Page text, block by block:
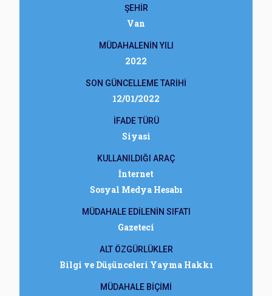
ŞEHİR
Van
MÜDAHALENİN YILI
2022
SON GÜNCELLEME TARİHİ
12/01/2022
İFADE TÜRÜ
Siyasi
KULLANILDIĞI ARAÇ
İnternet
Sosyal Medya Hesabı
MÜDAHALE EDİLENİN SIFATI
Gazeteci
ALT ÖZGÜRLÜKLER
Bilgi ve Düşünceleri Yayma Hakkı
MÜDAHALE BİÇİMİ